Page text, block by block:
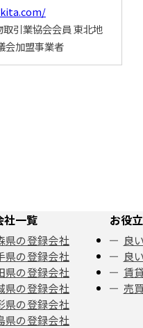
引業協会会員 東北地
会加盟事業者
社一覧
県の登録会社
県の登録会社
県の登録会社
県の登録会社
県の登録会社
県の登録会社
お役
良
良
賃
売